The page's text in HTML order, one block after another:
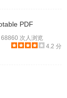
禁用其默认缩
PDF
68860 次人浏览
4.2 分